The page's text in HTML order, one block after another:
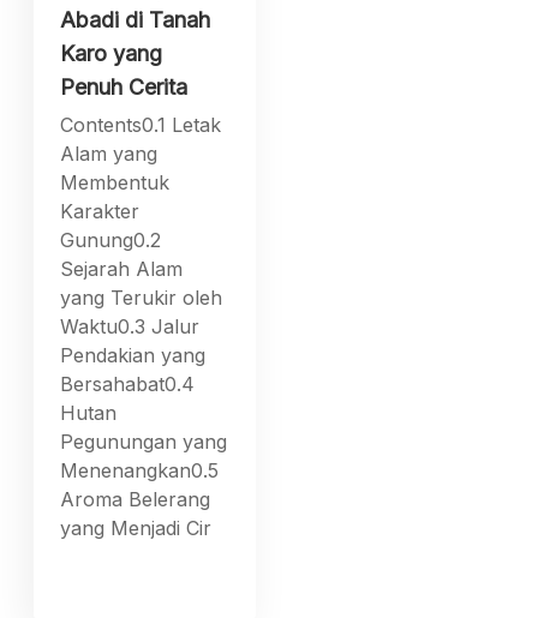
Abadi di Tanah
Karo yang
Penuh Cerita
Contents0.1 Letak
Alam yang
Membentuk
Karakter
Gunung0.2
Sejarah Alam
yang Terukir oleh
Waktu0.3 Jalur
Pendakian yang
Bersahabat0.4
Hutan
Pegunungan yang
Menenangkan0.5
Aroma Belerang
yang Menjadi Cir